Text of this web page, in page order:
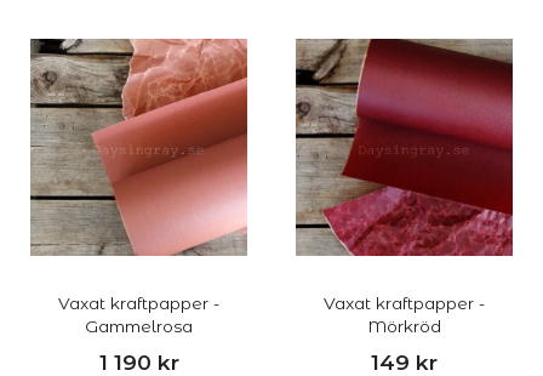
Vaxat kraftpapper -
Gammelrosa
1 190 kr
Vaxat kraftpapper -
Mörkröd
149 kr